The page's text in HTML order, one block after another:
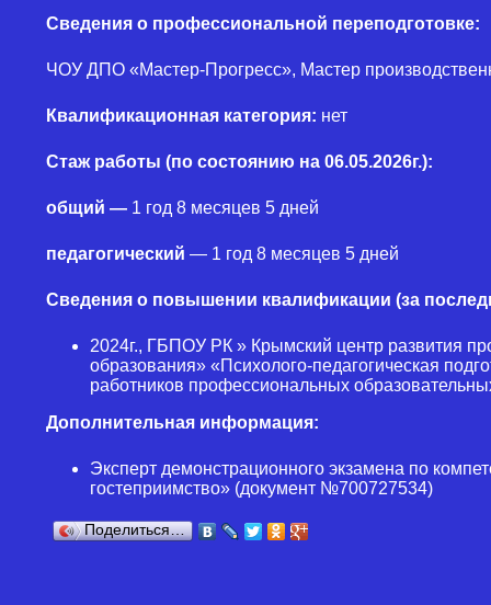
Сведения о профессиональной переподготовке:
ЧОУ ДПО «Мастер-Прогресс», Мастер
Квалификационная категория: нет
Стаж работы (по состоянию на 06.05.2026г.):
общий — 1 год 8 месяцев 5 дней
педагогический — 1 год 8 месяцев 5 дней
Сведения о повышении квалификации (за
2024г., ГБПОУ РК » Крымский центр развития
образования» «Психолого-педагогическая
работников профессиональных
Дополнительная информация:
Эксперт демонстрационного экзамена по
гостеприимство» (документ №700727534)
Поделиться…